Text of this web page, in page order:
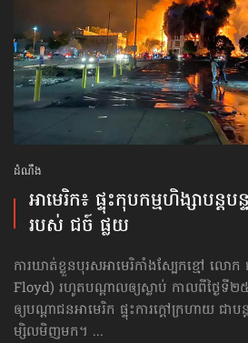
ដំណឹង
អាមេរិក៖ ផ្ទុះ​កុបកម្ម​ហិង្សា​បន្តប
របស់ ជច៍ ផ្លយ
ការឃាត់ខ្លួន​បុរសអាមេរិកាំងស្បែកខ្មៅ លោ
Floyd) រហូតបណ្ដាល​ឲ្យស្លាប់ កាលពីថ្ងៃទី២
ឲ្យ​បណ្ដាជន​អាមេរិក ផ្ទុះការក្ដៅក្រហាយ ជា​ប
ម្សិលមិញមក។ ...